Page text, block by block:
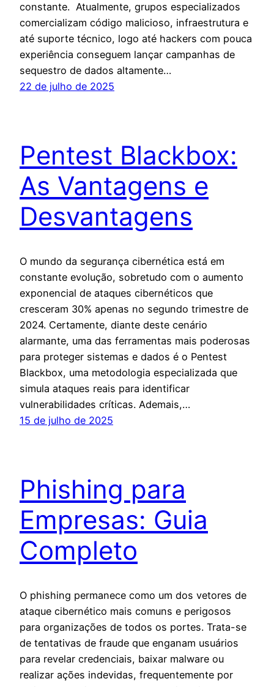
constante. Atualmente, grupos especializados
comercializam código malicioso, infraestrutura e
até suporte técnico, logo até hackers com pouca
experiência conseguem lançar campanhas de
sequestro de dados altamente…
22 de julho de 2025
Pentest Blackbox:
As Vantagens e
Desvantagens
O mundo da segurança cibernética está em
constante evolução, sobretudo com o aumento
exponencial de ataques cibernéticos que
cresceram 30% apenas no segundo trimestre de
2024. Certamente, diante deste cenário
alarmante, uma das ferramentas mais poderosas
para proteger sistemas e dados é o Pentest
Blackbox, uma metodologia especializada que
simula ataques reais para identificar
vulnerabilidades críticas. Ademais,…
15 de julho de 2025
Phishing para
Empresas: Guia
Completo
O phishing permanece como um dos vetores de
ataque cibernético mais comuns e perigosos
para organizações de todos os portes. Trata-se
de tentativas de fraude que enganam usuários
para revelar credenciais, baixar malware ou
realizar ações indevidas, frequentemente por